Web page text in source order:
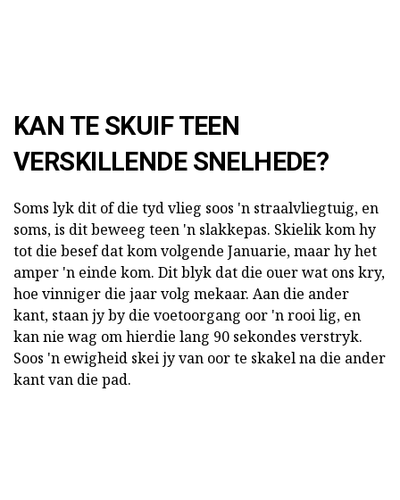
KAN TE SKUIF TEEN
VERSKILLENDE SNELHEDE?
Soms lyk dit of die tyd vlieg soos 'n straalvliegtuig, en
soms, is dit beweeg teen 'n slakkepas. Skielik kom hy
tot die besef dat kom volgende Januarie, maar hy het
amper 'n einde kom. Dit blyk dat die ouer wat ons kry,
hoe vinniger die jaar volg mekaar. Aan die ander
kant, staan jy by die voetoorgang oor 'n rooi lig, en
kan nie wag om hierdie lang 90 sekondes verstryk.
Soos 'n ewigheid skei jy van oor te skakel na die ander
kant van die pad.